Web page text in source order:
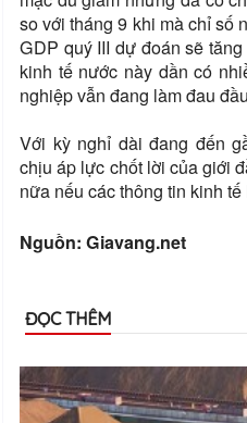
so với tháng 9 khi mà chỉ số
GDP quý III dự đoán sẽ
kinh tế nước này dần có
nghiệp vẫn đang làm đau
Với kỳ nghỉ dài đang đến
chịu áp lực chốt lời của giới
nữa nếu các thông tin kinh
Nguồn: Giavang.net
ĐỌC THÊM